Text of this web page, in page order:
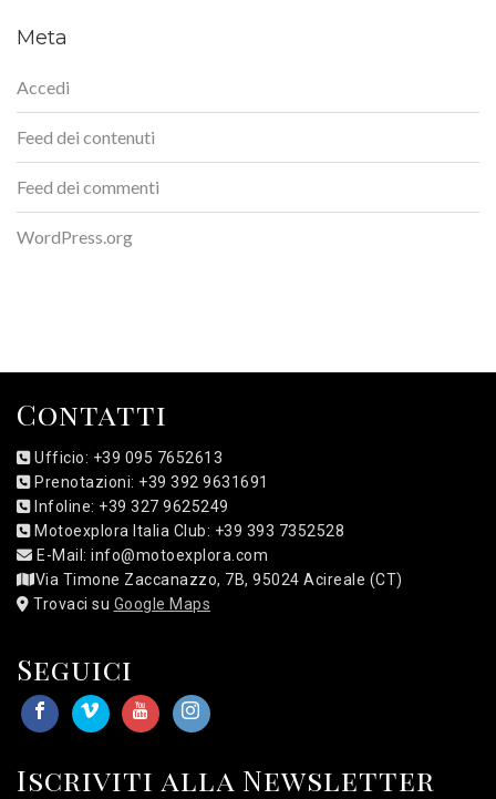
Meta
Accedi
Feed dei contenuti
Feed dei commenti
WordPress.org
Contatti
Ufficio: +39 095 7652613
Prenotazioni: +39 392 9631691
Infoline: +39 327 9625249
Motoexplora Italia Club: +39 393 7352528
E-Mail: info@motoexplora.com
Via Timone Zaccanazzo, 7B, 95024 Acireale (CT)
Trovaci su Google Maps
Seguici
Iscriviti alla Newsletter